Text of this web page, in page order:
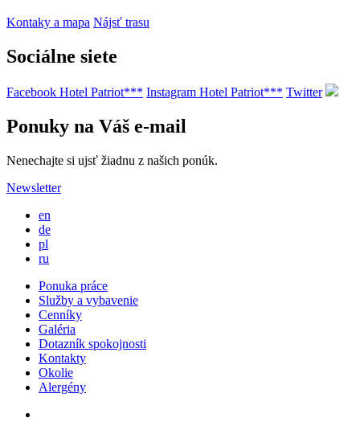
Kontaky a mapa Nájsť trasu
Sociálne siete
Facebook Hotel Patriot*** Instagram Hotel Patriot*** Twitter
Ponuky na Váš e-mail
Nenechajte si ujsť žiadnu z našich ponúk.
Newsletter
en
de
pl
ru
Ponuka práce
Služby a vybavenie
Cenníky
Galéria
Dotazník spokojnosti
Kontakty
Okolie
Alergény